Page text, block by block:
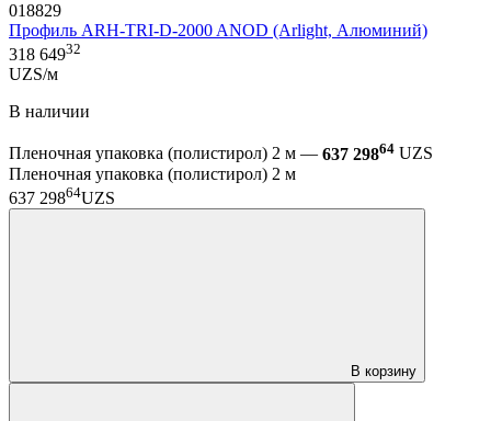
018829
Профиль ARH-TRI-D-2000 ANOD (Arlight, Алюминий)
318 64932
UZS/м
В наличии
Пленочная упаковка (полистирол) 2 м — 637 29864 UZS
Пленочная упаковка (полистирол) 2 м
637 29864UZS
В корзину